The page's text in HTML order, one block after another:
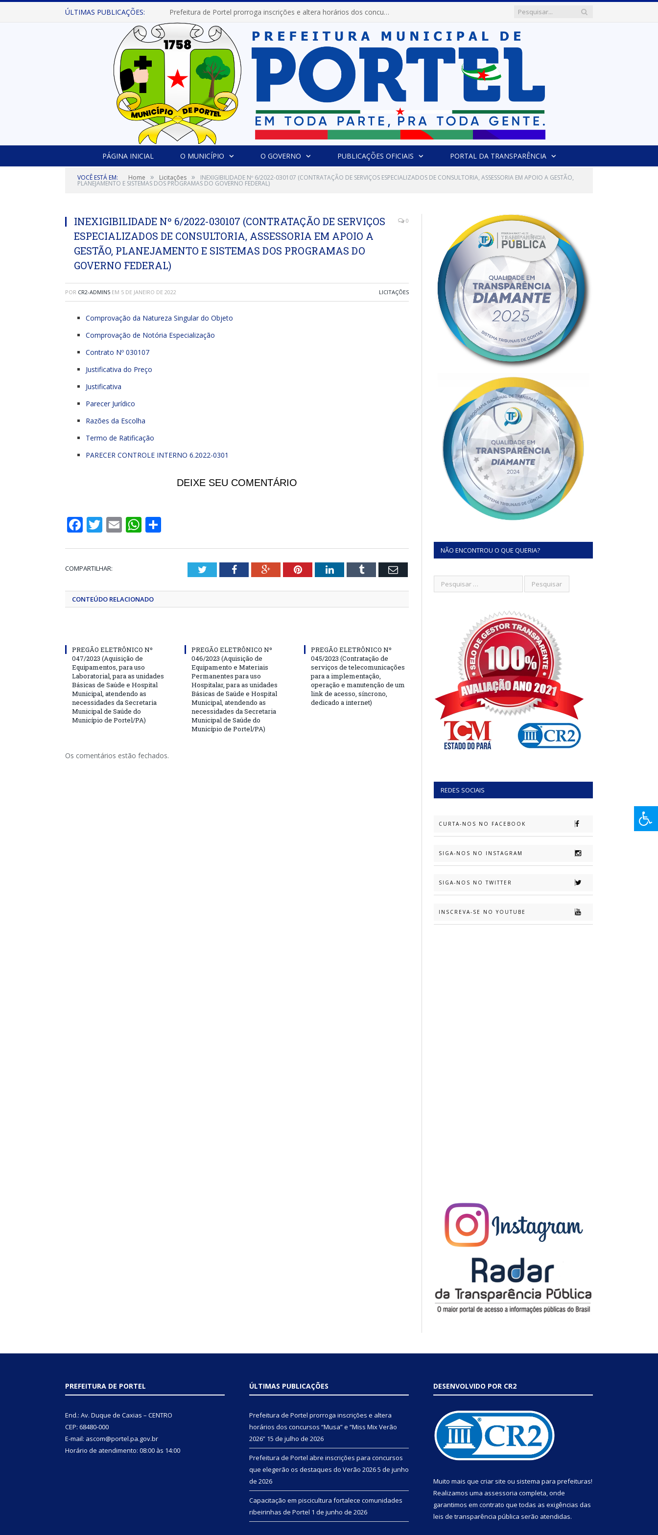
ÚLTIMAS PUBLICAÇÕES: Prefeitura de Portel prorroga inscrições e altera horários dos concursos “Musa” e “Miss Mix Verão 2026”
PÁGINA INICIAL O MUNICÍPIO O GOVERNO PUBLICAÇÕES OFICIAIS PORTAL DA TRANSPARÊNCIA
VOCÊ ESTÁ EM: Home » Licitações » INEXIGIBILIDADE Nº 6/2022-030107 (CONTRATAÇÃO DE SERVIÇOS ESPECIALIZADOS DE CONSULTORIA, ASSESSORIA EM APOIO A GESTÃO,
PLANEJAMENTO E SISTEMAS DOS PROGRAMAS DO GOVERNO FEDERAL)
INEXIGIBILIDADE Nº 6/2022-030107 (CONTRATAÇÃO DE SERVIÇOS
ESPECIALIZADOS DE CONSULTORIA, ASSESSORIA EM APOIO A
GESTÃO, PLANEJAMENTO E SISTEMAS DOS PROGRAMAS DO
GOVERNO FEDERAL)
0
POR CR2-ADMIN5 EM 5 DE JANEIRO DE 2022 LICITAÇÕES
Comprovação da Natureza Singular do Objeto
Comprovação de Notória Especialização
Contrato Nº 030107
Justificativa do Preço
Justificativa
Parecer Jurídico
Razões da Escolha
Termo de Ratificação
PARECER CONTROLE INTERNO 6.2022-0301
DEIXE SEU COMENTÁRIO
Facebook
Twitter
EmailWhatsApp
COMPARTILHAR: TwitterFacebookGoogle+PinterestLinkedInTumblr Email
CONTEÚDO RELACIONADO
PREGÃO ELETRÔNICO Nº
047/2023 (Aquisição de
Equipamentos, para uso
Laboratorial, para as unidades
Básicas de Saúde e Hospital
Municipal, atendendo as
necessidades da Secretaria
Municipal de Saúde do
Município de Portel/PA)
PREGÃO ELETRÔNICO Nº
046/2023 (Aquisição de
Equipamento e Materiais
Permanentes para uso
Hospitalar, para as unidades
Básicas de Saúde e Hospital
Municipal, atendendo as
necessidades da Secretaria
Municipal de Saúde do
Município de Portel/PA)
PREGÃO ELETRÔNICO Nº
045/2023 (Contratação de
serviços de telecomunicações
para a implementação,
operação e manutenção de um
link de acesso, síncrono,
dedicado a internet)
Os comentários estão fechados.
NÃO ENCONTROU O QUE QUERIA?
REDES SOCIAIS
CURTA-NOS NO FACEBOOK
SIGA-NOS NO INSTAGRAM
SIGA-NOS NO TWITTER
INSCREVA-SE NO YOUTUBE
PREFEITURA DE PORTEL
End.: Av. Duque de Caxias – CENTRO
CEP: 68480-000
E-mail: ascom@portel.pa.gov.br
Horário de atendimento: 08:00 às 14:00
ÚLTIMAS PUBLICAÇÕES
Prefeitura de Portel prorroga inscrições e altera
horários dos concursos “Musa” e “Miss Mix Verão
2026” 15 de julho de 2026
Prefeitura de Portel abre inscrições para concursos
que elegerão os destaques do Verão 20265 de junho
de 2026
Capacitação em piscicultura fortalece comunidades
ribeirinhas de Portel 1 de junho de 2026
DESENVOLVIDO POR CR2
Muito mais que criar site ou sistema para prefeituras!
Realizamos uma assessoria completa, onde
garantimos em contrato que todas as exigências das
leis de transparência pública serão atendidas.